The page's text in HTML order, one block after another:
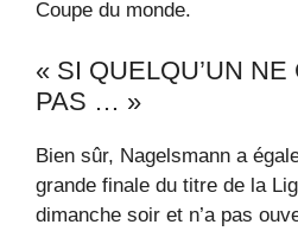
Coupe du monde.
« SI QUELQU’UN
PAS … »
Bien sûr, Nagelsmann a
grande finale du titre de la
dimanche soir et n’a pas